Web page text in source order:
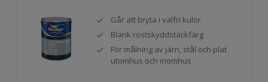
Går att bryta i valfri kulör
Blank rostskyddstäckfärg
För målning av järn, stål och plat
utomhus och inomhus